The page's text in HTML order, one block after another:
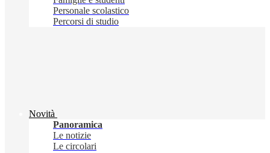
Personale scolastico
Percorsi di studio
Novità
Panoramica
Le notizie
Le circolari